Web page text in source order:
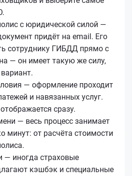
с юридической силой —
придёт на email. Его
сотруднику ГИБДД прямо с
— он имеет такую же силу,
— оформление проходит
и навязанных услуг.
сразу.
— весь процесс занимает
минут: от расчёта стоимости
— иногда страховые
кэшбэк и специальные